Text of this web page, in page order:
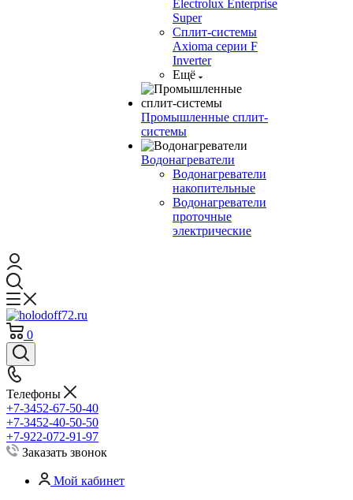
Electrolux Enterprise
Super
Сплит-системы
Axioma серии F
Inverter
Ещё
Промышленные сплит-
системы
Водонагреватели
Водонагреватели
накопительные
Водонагреватели
проточные
электрические
0
Телефоны
+7-3452-67-50-40
+7-3452-40-50-50
+7-922-072-91-97
Заказать звонок
Мой кабинет